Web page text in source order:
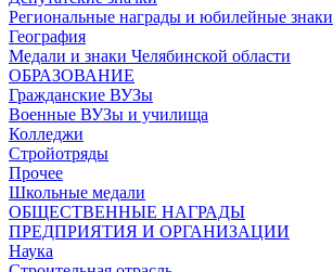
Региональные награды и юбилейные знаки
География
Медали и знаки Челябинской области
ОБРАЗОВАНИЕ
Гражданские ВУЗы
Военные ВУЗы и училища
Колледжи
Стройотряды
Прочее
Школьные медали
ОБЩЕСТВЕННЫЕ НАГРАДЫ
ПРЕДПРИЯТИЯ И ОРГАНИЗАЦИИ
Наука